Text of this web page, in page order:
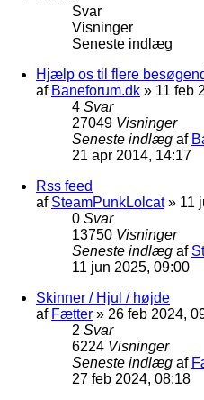
Svar
Visninger
Seneste indlæg
Hjælp os til flere
af Baneforum.dk » 11 feb
4 Svar
27049 Visninger
Seneste indlæg af
21 apr 2014, 14:17
Rss feed
af SteamPunkLolcat» 11
0 Svar
13750 Visninger
Seneste indlæg af
11 jun 2025, 09:00
Skinner / Hjul / højde
af Fætter » 26 feb 2024,
2 Svar
6224 Visninger
Seneste indlæg af
27 feb 2024, 08:18